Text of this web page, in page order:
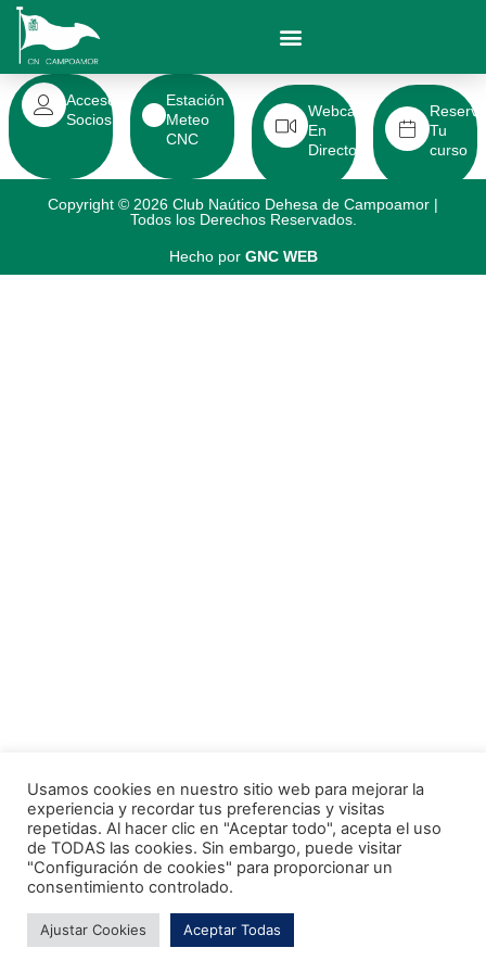
Acceso
Socios
Estación
Meteo
CNC
Webcam
En
Directo
Reserva
Tu
curso
Copyright © 2026 Club Naútico Dehesa de Campoamor |
Todos los Derechos Reservados.
Hecho por GNC WEB
Usamos cookies en nuestro sitio web para mejorar la
experiencia y recordar tus preferencias y visitas
repetidas. Al hacer clic en "Aceptar todo", acepta el uso
de TODAS las cookies. Sin embargo, puede visitar
"Configuración de cookies" para proporcionar un
consentimiento controlado.
Ajustar Cookies Aceptar Todas